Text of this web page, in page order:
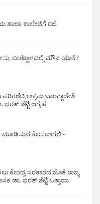
ಶಾಲಾ ಕಾಲೇಜಿಗೆ ರಜೆ
ಬಂಟ್ವಾಳದಲ್ಲಿ ಮೌನ ಯಾಕೆ?
ಬಾಂಗ್ಲಾದೇಶಿ
ಭರತ್ ಶೆಟ್ಟಿ ಆಗ್ರಹ
ಮೂಡಿಸುವ ಕೆಲಸವಾಗಲಿ -
ಕೇಂದ್ರ ಸರಕಾರದ ಜೊತೆ ರಾಜ್ಯ
ಡಾ. ಭರತ್ ಶೆಟ್ಟಿ ಒತ್ತಾಯ